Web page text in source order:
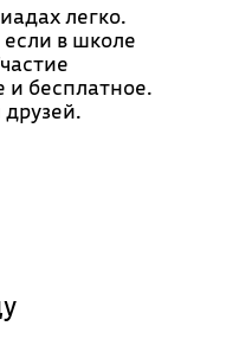
легко.
в школе
и бесплатное.